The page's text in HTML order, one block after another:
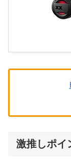
激推しポイ